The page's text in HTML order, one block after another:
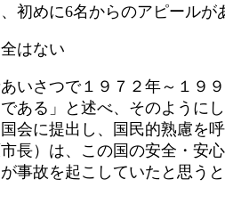
初めに6名からのアピールが
はない
いさつで１９７２年～１９
ある」と述べ、そのように
会に提出し、国民的熟慮を呼
長）は、この国の安全・安
事故を起こしていたと思う